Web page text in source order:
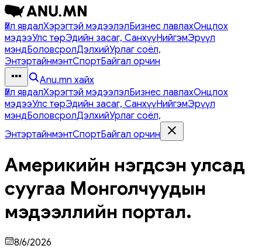
Үйл явдалХэрэгтэй мэдээлэлБизнес лавлахОнцлох
мэдээУлс төрЭдийн засаг, СанхүүНийгэмЭрүүл
мэндБоловсролДэлхийУрлаг соёл,
ЭнтэртайнмэнтСпортБайгал орчин
Anu.mn хайх
Үйл явдалХэрэгтэй мэдээлэлБизнес лавлахОнцлох
мэдээУлс төрЭдийн засаг, СанхүүНийгэмЭрүүл
мэндБоловсролДэлхийУрлаг соёл,
ЭнтэртайнмэнтСпортБайгал орчин
Америкийн нэгдсэн улсад
суугаа Монголчуудын
мэдээллийн портал.
8/6/2026